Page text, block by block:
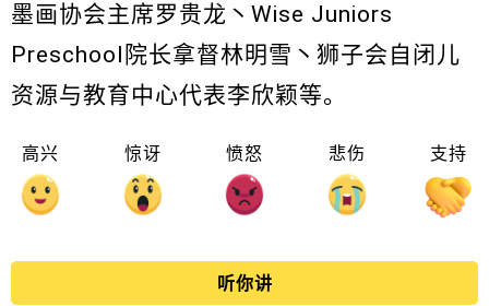
墨画协会主席罗贵龙丶Wise Juniors
Preschool院长拿督林明雪丶狮子会自闭儿
资源与教育中心代表李欣颖等。
高兴 惊讶 愤怒 悲伤 支持
听你讲